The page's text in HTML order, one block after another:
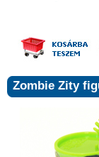
Zombie Zity